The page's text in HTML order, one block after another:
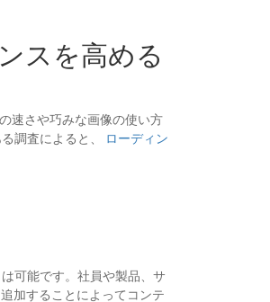
スを高める
速さや巧みな画像の使い方
調査によると、
ローディン
可能です。社員や製品、サ
加することによってコンテ